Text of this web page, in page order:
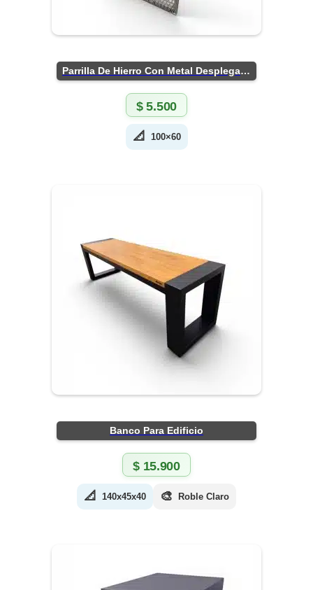
Parrilla De Hierro Con Metal Desplegado
$5.500
📐 100×60
Banco Para Edificio
$15.900
📐 140x45x40 🎨 Roble Claro